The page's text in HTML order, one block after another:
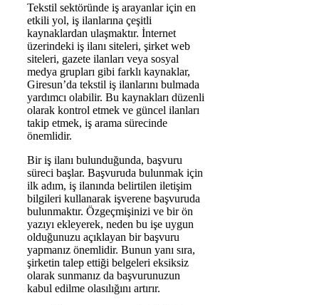
Tekstil sektöründe iş arayanlar için en
etkili yol, iş ilanlarına çeşitli
kaynaklardan ulaşmaktır. İnternet
üzerindeki iş ilanı siteleri, şirket web
siteleri, gazete ilanları veya sosyal
medya grupları gibi farklı kaynaklar,
Giresun’da tekstil iş ilanlarını bulmada
yardımcı olabilir. Bu kaynakları düzenli
olarak kontrol etmek ve güncel ilanları
takip etmek, iş arama sürecinde
önemlidir.
Bir iş ilanı bulunduğunda, başvuru
süreci başlar. Başvuruda bulunmak için
ilk adım, iş ilanında belirtilen iletişim
bilgileri kullanarak işverene başvuruda
bulunmaktır. Özgeçmişinizi ve bir ön
yazıyı ekleyerek, neden bu işe uygun
olduğunuzu açıklayan bir başvuru
yapmanız önemlidir. Bunun yanı sıra,
şirketin talep ettiği belgeleri eksiksiz
olarak sunmanız da başvurunuzun
kabul edilme olasılığını artırır.